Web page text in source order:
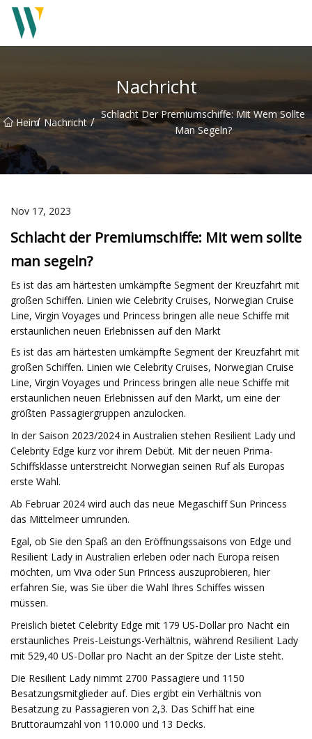
Nachricht
Heim
/ Nachricht / Schlacht Der Premiumschiffe: Mit Wem Sollte
Man Segeln?
Nov 17, 2023
Schlacht der Premiumschiffe: Mit wem sollte
man segeln?
Es ist das am härtesten umkämpfte Segment der Kreuzfahrt mit
großen Schiffen. Linien wie Celebrity Cruises, Norwegian Cruise
Line, Virgin Voyages und Princess bringen alle neue Schiffe mit
erstaunlichen neuen Erlebnissen auf den Markt
Es ist das am härtesten umkämpfte Segment der Kreuzfahrt mit
großen Schiffen. Linien wie Celebrity Cruises, Norwegian Cruise
Line, Virgin Voyages und Princess bringen alle neue Schiffe mit
erstaunlichen neuen Erlebnissen auf den Markt, um eine der
größten Passagiergruppen anzulocken.
In der Saison 2023/2024 in Australien stehen Resilient Lady und
Celebrity Edge kurz vor ihrem Debüt. Mit der neuen Prima-
Schiffsklasse unterstreicht Norwegian seinen Ruf als Europas
erste Wahl.
Ab Februar 2024 wird auch das neue Megaschiff Sun Princess
das Mittelmeer umrunden.
Egal, ob Sie den Spaß an den Eröffnungssaisons von Edge und
Resilient Lady in Australien erleben oder nach Europa reisen
möchten, um Viva oder Sun Princess auszuprobieren, hier
erfahren Sie, was Sie über die Wahl Ihres Schiffes wissen
müssen.
Preislich bietet Celebrity Edge mit 179 US-Dollar pro Nacht ein
erstaunliches Preis-Leistungs-Verhältnis, während Resilient Lady
mit 529,40 US-Dollar pro Nacht an der Spitze der Liste steht.
Die Resilient Lady nimmt 2700 Passagiere und 1150
Besatzungsmitglieder auf. Dies ergibt ein Verhältnis von
Besatzung zu Passagieren von 2,3. Das Schiff hat eine
Bruttoraumzahl von 110.000 und 13 Decks.